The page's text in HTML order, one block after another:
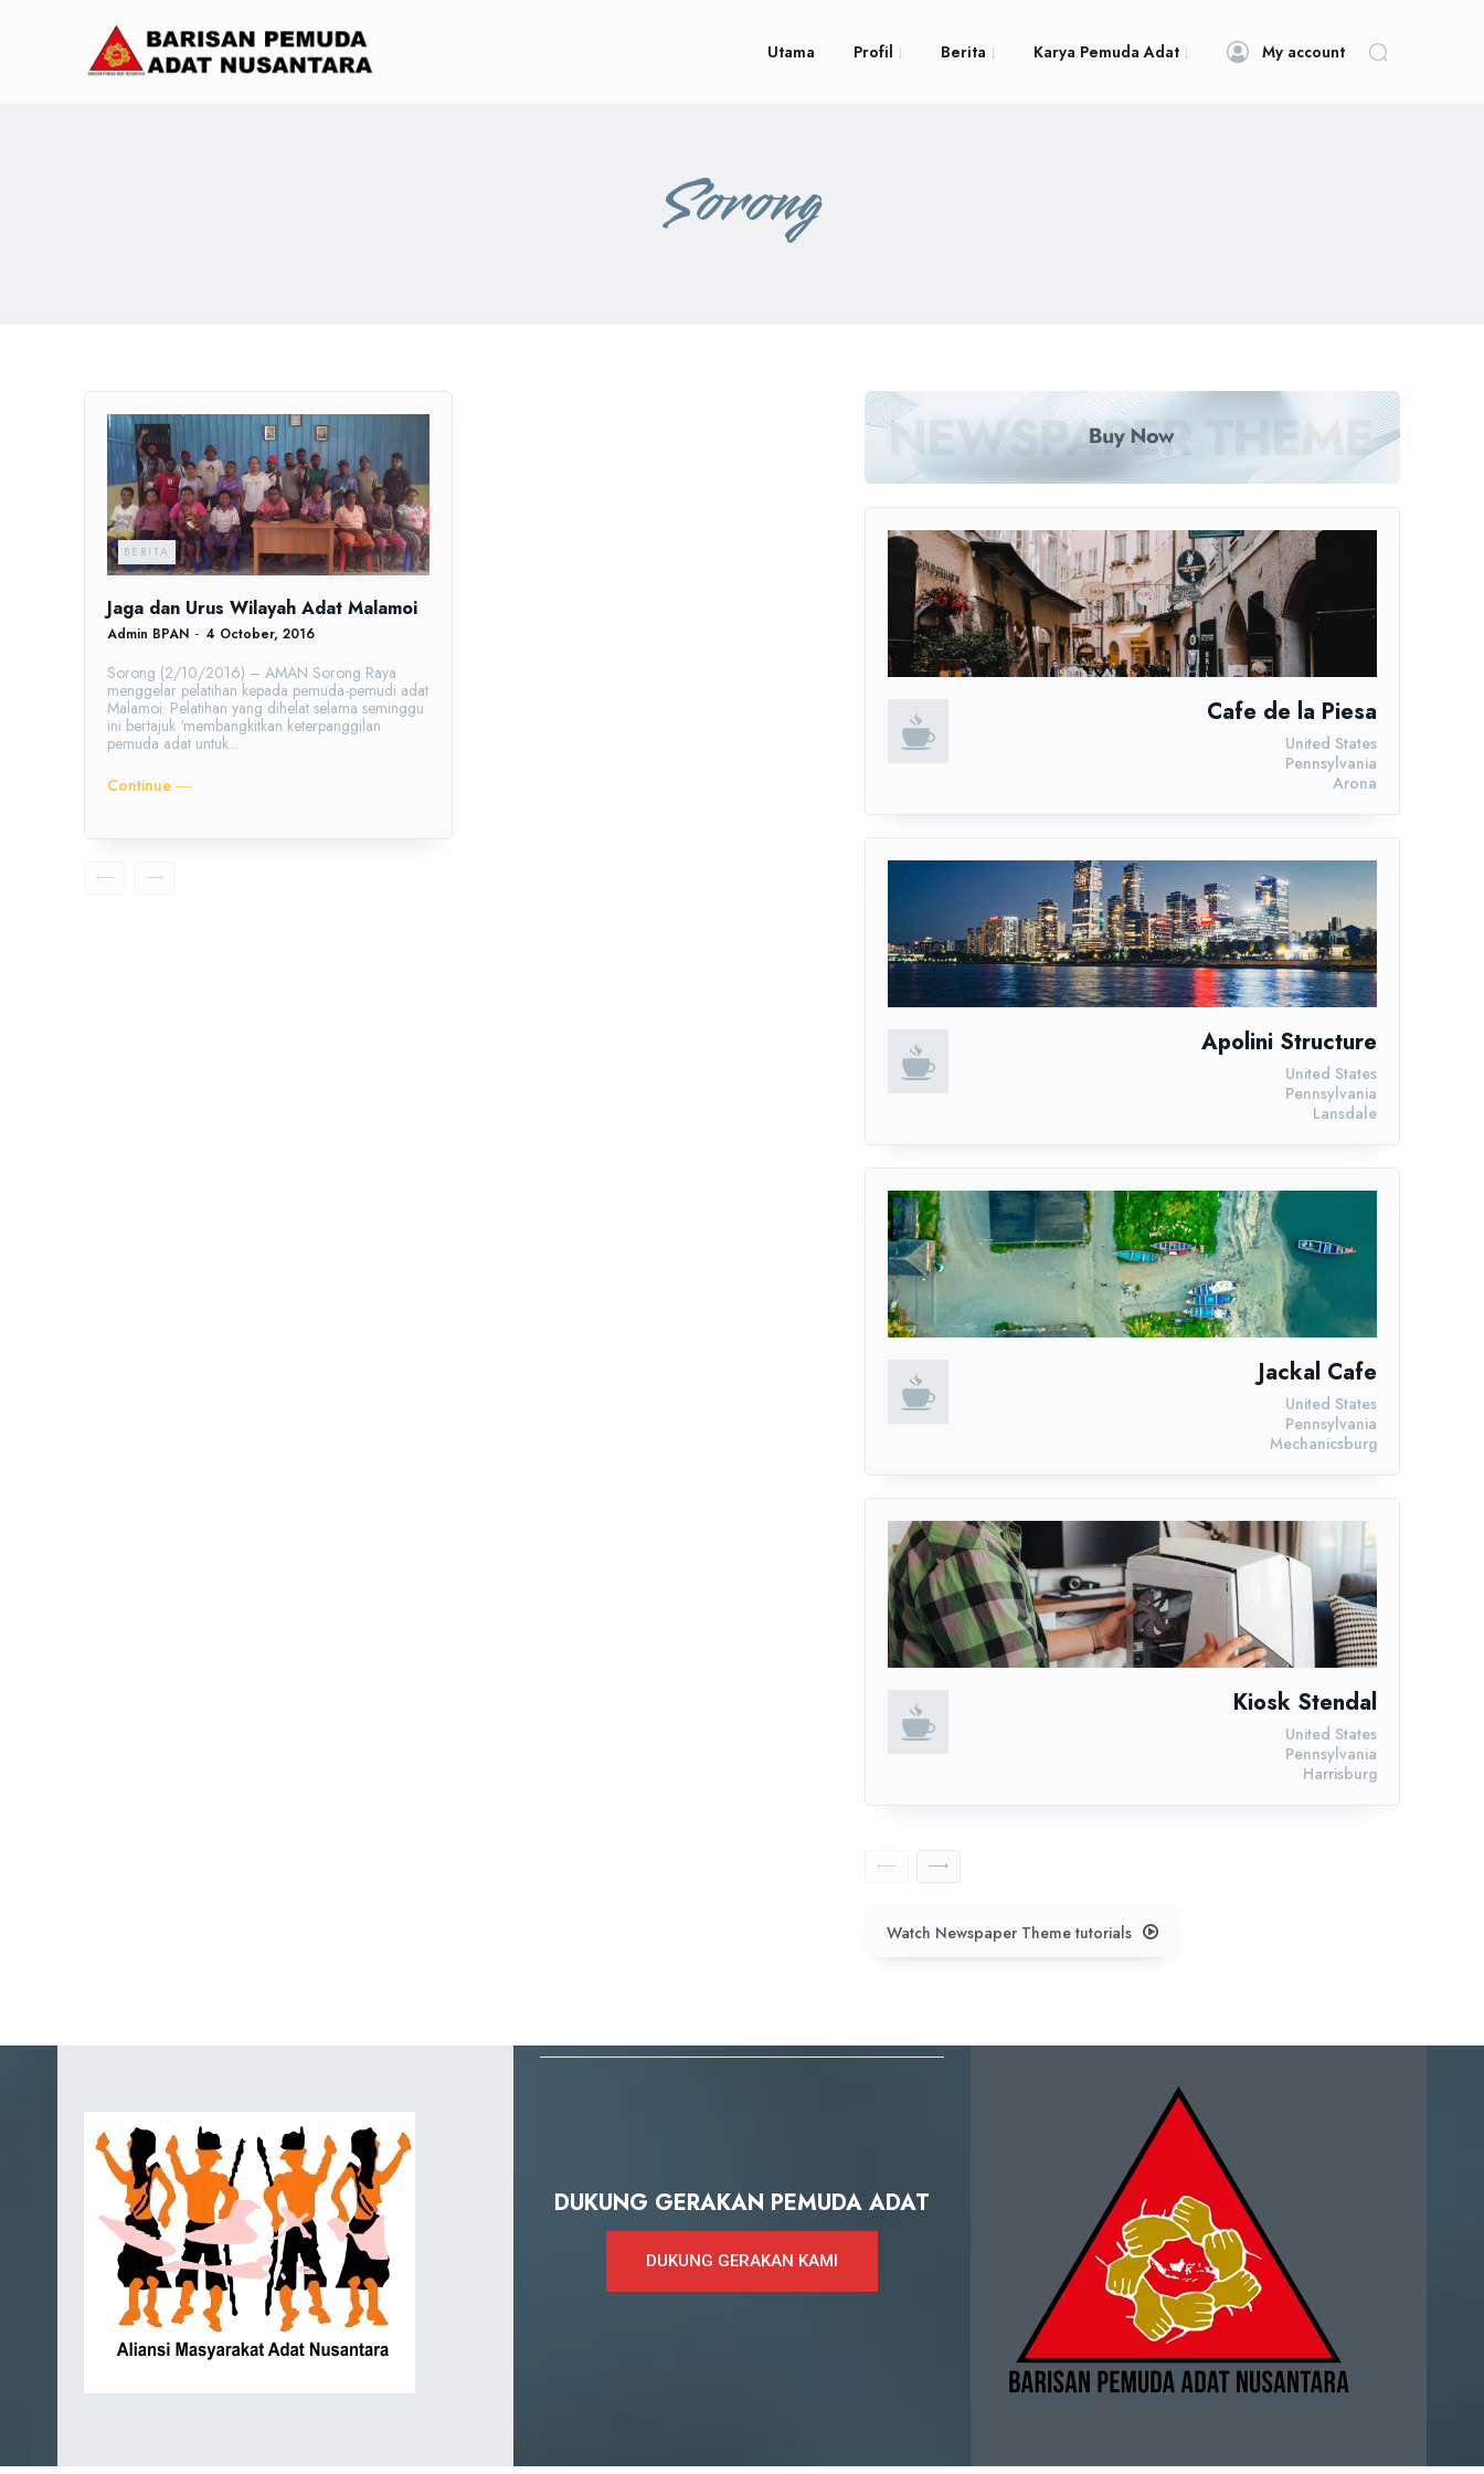
Utama Profil Berita Karya Pemuda Adat My account
Sorong
BERITA
Jaga dan Urus Wilayah Adat Malamoi
Admin BPAN - 4 October, 2016
Sorong (2/10/2016) – AMAN Sorong Raya
menggelar pelatihan kepada pemuda-pemudi adat
Malamoi. Pelatihan yang dihelat selama seminggu
ini bertajuk ‘membangkitkan keterpanggilan
pemuda adat untuk...
Continue ―
Cafe de la Piesa
Arona
Pennsylvania
United States
Apolini Structure
Lansdale
Pennsylvania
United States
Jackal Cafe
Mechanicsburg
Pennsylvania
United States
Kiosk Stendal
Harrisburg
Pennsylvania
United States
Watch Newspaper Theme tutorials
DUKUNG GERAKAN PEMUDA ADAT
DUKUNG GERAKAN KAMI